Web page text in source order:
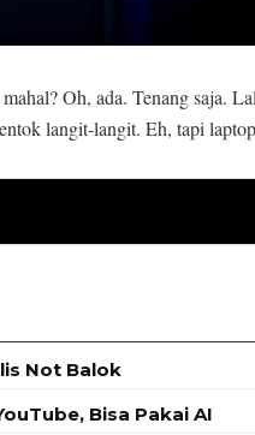
Oh, ada. Tenang saja.
langit-langit. Eh, tapi
Not Balok
Bisa Pakai AI